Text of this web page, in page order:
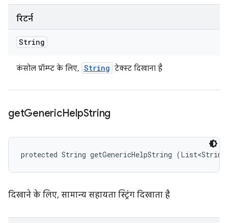
रिटर्न
String
कंसोल प्रॉम्प्ट के लिए, String टेक्स्ट दिखाना है
getGenericHelpString
protected String getGenericHelpString
दिखाने के लिए, सामान्य सहायता स्ट्रिंग दिखाता है